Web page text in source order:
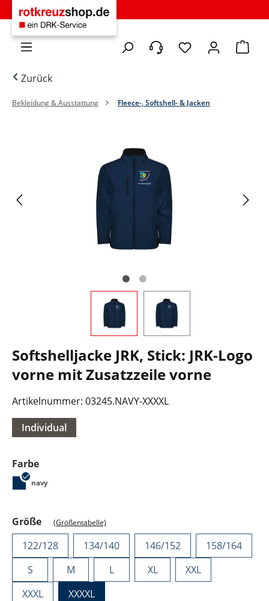
Zum Hauptinhalt springen
Du hast 0
Zurück
Bekleidung & Ausstattung Fleece-, Softshell- & Jacken
Softshelljacke JRK, Stick: JRK-Logo
vorne mit Zusatzzeile vorne
Artikelnummer: 03245.NAVY-XXXXL
Individual
Farbeauswählen
navy
Größeauswählen
(Größentabelle)
122/128 134/140 146/152
158/164
S
M L XL
XXL
XXXL
XXXXL